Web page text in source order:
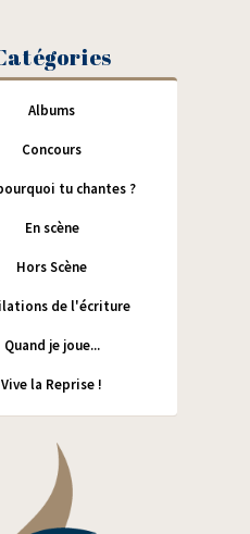
Albums
Concours
tu chantes ?
En scène
Hors Scène
de l'écriture
Quand je joue...
Vive la Reprise !